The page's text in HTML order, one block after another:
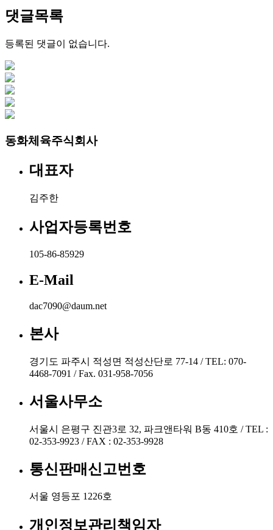
댓글목록
등록된 댓글이 없습니다.
동화체육주식회사
대표자
김주한
사업자등록번호
105-86-85929
E-Mail
dac7090@daum.net
본사
경기도 파주시 적성면 적성산단로 77-14 / TEL: 070-
4468-7091 / Fax. 031-958-7056
서울사무소
서울시 은평구 진관3로 32, 파크앤타워 B동 410호 / TEL :
02-353-9923 / FAX : 02-353-9928
통신판매신고번호
서울 영등포 1226호
개인정보관리책임자